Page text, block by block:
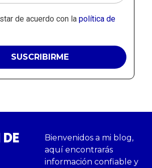
de acuerdo con la política de
Bienvenidos a mi blog,
aquí encontrarás
información confiable y